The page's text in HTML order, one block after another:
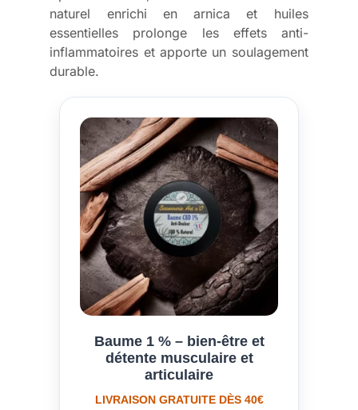
naturel enrichi en arnica et huiles
essentielles prolonge les effets anti-
inflammatoires et apporte un soulagement
durable.
Baume 1 % – bien-être et
détente musculaire et
articulaire
LIVRAISON GRATUITE DÈS 40€